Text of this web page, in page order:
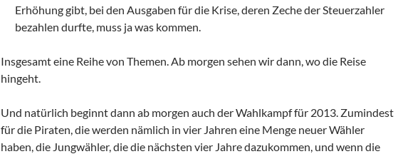
Erhöhung gibt, bei den Ausgaben für die Krise, deren Zeche der Steuerzahler
bezahlen durfte, muss ja was kommen.
Insgesamt eine Reihe von Themen. Ab morgen sehen wir dann, wo die Reise
hingeht.
Und natürlich beginnt dann ab morgen auch der Wahlkampf für 2013. Zumindest
für die Piraten, die werden nämlich in vier Jahren eine Menge neuer Wähler
haben, die Jungwähler, die die nächsten vier Jahre dazukommen, und wenn die